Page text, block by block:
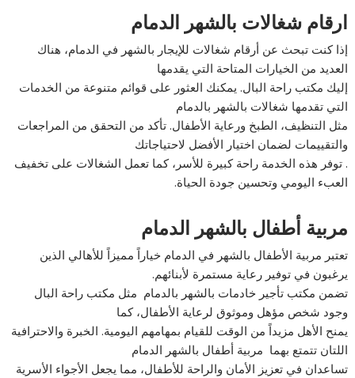
ارقام شغالات بالشهر الدمام
إذا كنت تبحث عن أرقام شغالات للإيجار بالشهر في الدمام، هناك
العديد من الخيارات المتاحة التي يقدمها
إليك مكتب راحة البال. يمكنك العثور على قوائم متنوعة من الخدمات
التي تقدمها شغالات بالشهر بالدمام
مثل التنظيف، الطبخ ورعاية الأطفال. تأكد من التحقق من المراجعات
والتقييمات لضمان اختيار الأفضل لاحتياجاتك
. توفر هذه الخدمة راحة كبيرة للأسر، كما تعمل الشغالات على تخفيف
العبء اليومي وتحسين جودة الحياة.
مربية أطفال بالشهر الدمام
تعتبر مربية الأطفال بالشهر في الدمام خياراً مميزاً للأهالي الذين
يرغبون في توفير رعاية مستمرة لأبنائهم.
تضمن مكتب تأجير خادمات بالشهر بالدمام مثل مكتب راحة البال
وجود شخص مؤهل وموثوق لرعاية الأطفال، كما
يمنح الأهل مزيداً من الوقت للقيام بمهامهم اليومية. الخبرة والاحترافية
اللتان تتمتع بهما مربية أطفال بالشهر الدمام
تساعدان في تعزيز الأمان والراحة للأطفال، مما يجعل الأجواء الأسرية